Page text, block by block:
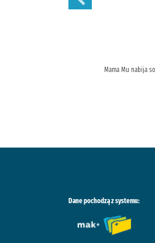
Mama Mu nabija
Dane pochodzą z systemu: